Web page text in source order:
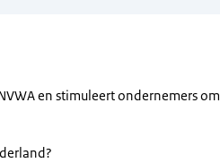
en stimuleert ondernemers om